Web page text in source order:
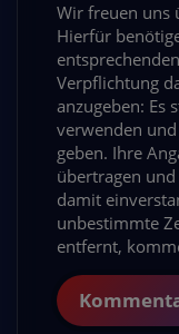
Wir freuen uns
Hierfür
Verpflichtung
anzugeben: Es
verwenden
geben. Ihre
übertragen
damit
unbestimmte
entfernt,